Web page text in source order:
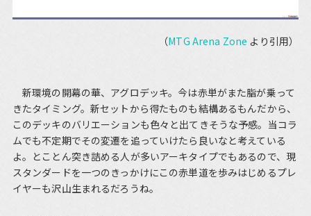
（MTG Arena Zone より引用）
新環境の開幕の華、アグロデッキ。今は赤単がまた脂が乗って
きたタイミング。新セットから得たものも結構あるもんだから、
このデッキのバリエーションも色々と出てきそうな予感。当コラ
ムでも不定期でその変遷を追っていけたら良いなと考えている
よ。とことん突き詰める人が多いアーキタイプでもあるので、現
スタンダードを一つのきっかけにこの赤単道を歩みはじめるプレ
イヤーも沢山生まれるだろうね。